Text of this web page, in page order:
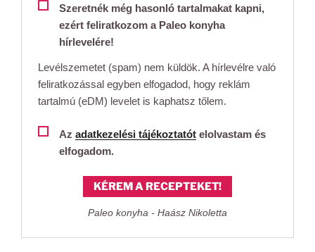
Szeretnék még hasonló tartalmakat kapni,
ezért feliratkozom a Paleo konyha
hírlevelére!
Levélszemetet (spam) nem küldök. A hírlevélre való
feliratkozással egyben elfogadod, hogy reklám
tartalmú (eDM) levelet is kaphatsz tőlem.
Az adatkezelési tájékoztatótelolvastam és
elfogadom.
KÉREM A RECEPTEKET!
Paleo konyha - Haász Nikoletta